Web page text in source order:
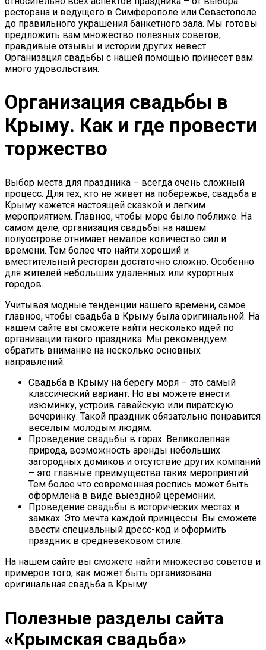
ресторана и ведущего в Симферополе или Севастополе
до правильного украшения банкетного зала. Мы готовы
предложить вам множество полезных советов,
правдивые отзывы и истории других невест.
Организация свадьбы с нашей помощью принесет вам
много удовольствия.
Организация свадьбы в
Крыму. Как и где провести
торжество
Выбор места для праздника – всегда очень сложный
процесс. Для тех, кто не живет на побережье, свадьба в
Крыму кажется настоящей сказкой и легким
мероприятием. Главное, чтобы море было поближе. На
самом деле, организация свадьбы на нашем
полуострове отнимает немалое количество сил и
времени. Тем более что найти хороший и
вместительный ресторан достаточно сложно. Особенно
для жителей небольших удаленных или курортных
городов.
Учитывая модные тенденции нашего времени, самое
главное, чтобы свадьба в Крыму была оригинальной. На
нашем сайте вы сможете найти несколько идей по
организации такого праздника. Мы рекомендуем
обратить внимание на несколько основных
направлений:
Свадьба в Крыму на берегу моря – это самый
классический вариант. Но вы можете внести
изюминку, устроив гавайскую или пиратскую
вечеринку. Такой праздник обязательно понравится
веселым молодым людям.
Проведение свадьбы в горах. Великолепная
природа, возможность аренды небольших
загородных домиков и отсутствие других компаний
– это главные преимущества таких мероприятий.
Тем более что современная роспись может быть
оформлена в виде выездной церемонии.
Проведение свадьбы в исторических местах и
замках. Это мечта каждой принцессы. Вы сможете
ввести специальный дресс-код и оформить
праздник в средневековом стиле.
На нашем сайте вы сможете найти множество советов и
примеров того, как может быть организована
оригинальная свадьба в Крыму.
Полезные разделы сайта
«Крымская свадьба»